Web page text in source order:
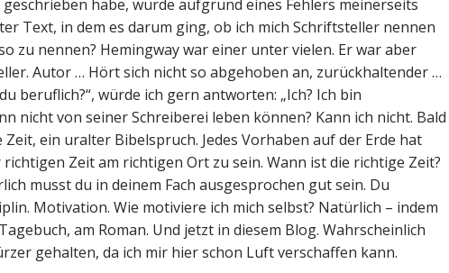
habe, wurde aufgrund eines Fehlers meinerseits
Text, in dem es darum ging, ob ich mich Schriftsteller nennen
zu nennen? Hemingway war einer unter vielen. Er war aber
Autor … Hört sich nicht so abgehoben an, zurückhaltender …
beruflich?“, würde ich gern antworten: „Ich? Ich bin
nicht von seiner Schreiberei leben können? Kann ich nicht. Bald
Zeit, ein uralter Bibelspruch. Jedes Vorhaben auf der Erde hat
Zeit am richtigen Ort zu sein. Wann ist die richtige Zeit?
musst du in deinem Fach ausgesprochen gut sein. Du
Motivation. Wie motiviere ich mich selbst? Natürlich – indem
am Roman. Und jetzt in diesem Blog. Wahrscheinlich
gehalten, da ich mir hier schon Luft verschaffen kann.